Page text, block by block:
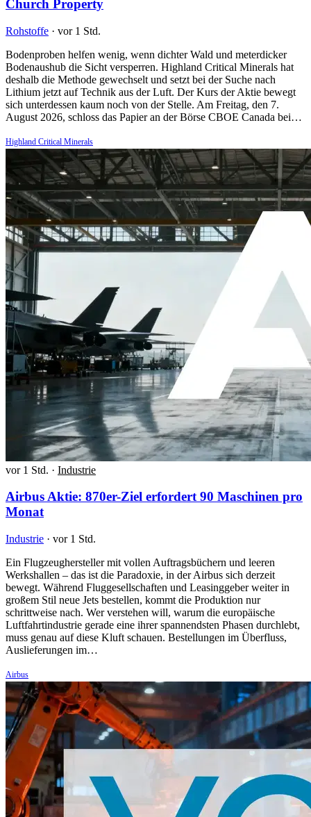
Church Property
Rohstoffe · vor 1 Std.
Bodenproben helfen wenig, wenn dichter Wald und meterdicker
Bodenaushub die Sicht versperren. Highland Critical Minerals hat
deshalb die Methode gewechselt und setzt bei der Suche nach
Lithium jetzt auf Technik aus der Luft. Der Kurs der Aktie bewegt
sich unterdessen kaum noch von der Stelle. Am Freitag, den 7.
August 2026, schloss das Papier an der Börse CBOE Canada bei…
Highland Critical Minerals
vor 1 Std. · Industrie
Airbus Aktie: 870er-Ziel erfordert 90 Maschinen pro
Monat
Industrie · vor 1 Std.
Ein Flugzeughersteller mit vollen Auftragsbüchern und leeren
Werkshallen – das ist die Paradoxie, in der Airbus sich derzeit
bewegt. Während Fluggesellschaften und Leasinggeber weiter in
großem Stil neue Jets bestellen, kommt die Produktion nur
schrittweise nach. Wer verstehen will, warum die europäische
Luftfahrtindustrie gerade eine ihrer spannendsten Phasen durchlebt,
muss genau auf diese Kluft schauen. Bestellungen im Überfluss,
Auslieferungen im…
Airbus